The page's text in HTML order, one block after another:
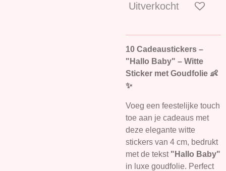
Uitverkocht
10 Cadeaustickers –
"Hallo Baby" – Witte
Sticker met Goudfolie 👶
✨
Voeg een feestelijke touch
toe aan je cadeaus met
deze elegante witte
stickers van 4 cm, bedrukt
met de tekst "Hallo Baby"
in luxe goudfolie. Perfect